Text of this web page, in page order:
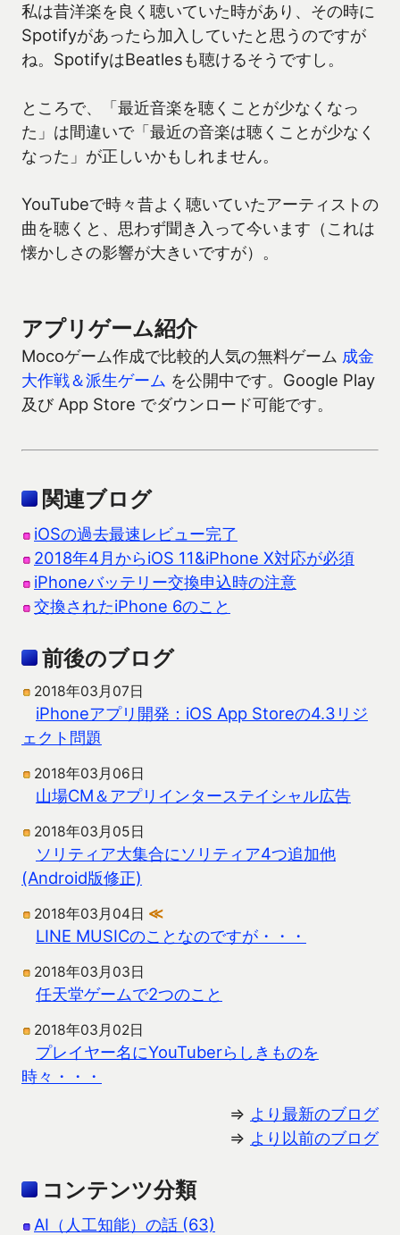
私は昔洋楽を良く聴いていた時があり、その時に
Spotifyがあったら加入していたと思うのですが
ね。SpotifyはBeatlesも聴けるそうですし。
ところで、「最近音楽を聴くことが少なくなっ
た」は間違いで「最近の音楽は聴くことが少なく
なった」が正しいかもしれません。
YouTubeで時々昔よく聴いていたアーティストの
曲を聴くと、思わず聞き入って今います（これは
懐かしさの影響が大きいですが）。
アプリゲーム紹介
Mocoゲーム作成で比較的人気の無料ゲーム 成金
大作戦＆派生ゲーム を公開中です。Google Play
及び App Store でダウンロード可能です。
関連ブログ
iOSの過去最速レビュー完了
2018年4月からiOS 11&iPhone X対応が必須
iPhoneバッテリー交換申込時の注意
交換されたiPhone 6のこと
前後のブログ
2018年03月07日
iPhoneアプリ開発：iOS App Storeの4.3リジ
ェクト問題
2018年03月06日
山場CM＆アプリインターステイシャル広告
2018年03月05日
ソリティア大集合にソリティア4つ追加他
(Android版修正)
2018年03月04日 ≪
LINE MUSICのことなのですが・・・
2018年03月03日
任天堂ゲームで2つのこと
2018年03月02日
プレイヤー名にYouTuberらしきものを
時々・・・
⇒ より最新のブログ
⇒ より以前のブログ
コンテンツ分類
AI（人工知能）の話 (63)